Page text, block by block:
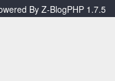
By Z-BlogPHP 1.7.5